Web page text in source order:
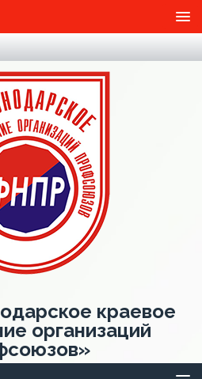
краевое
организаций